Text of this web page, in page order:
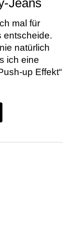
Jeans
mal für
entscheide.
natürlich
ich eine
up Effekt“